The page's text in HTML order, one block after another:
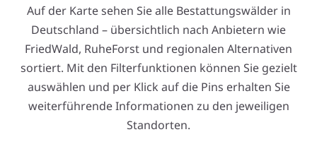
Auf der Karte sehen Sie alle Bestattungswälder in
Deutschland – übersichtlich nach Anbietern wie
FriedWald, RuheForst und regionalen Alternativen
sortiert. Mit den Filterfunktionen können Sie gezielt
auswählen und per Klick auf die Pins erhalten Sie
weiterführende Informationen zu den jeweiligen
Standorten.